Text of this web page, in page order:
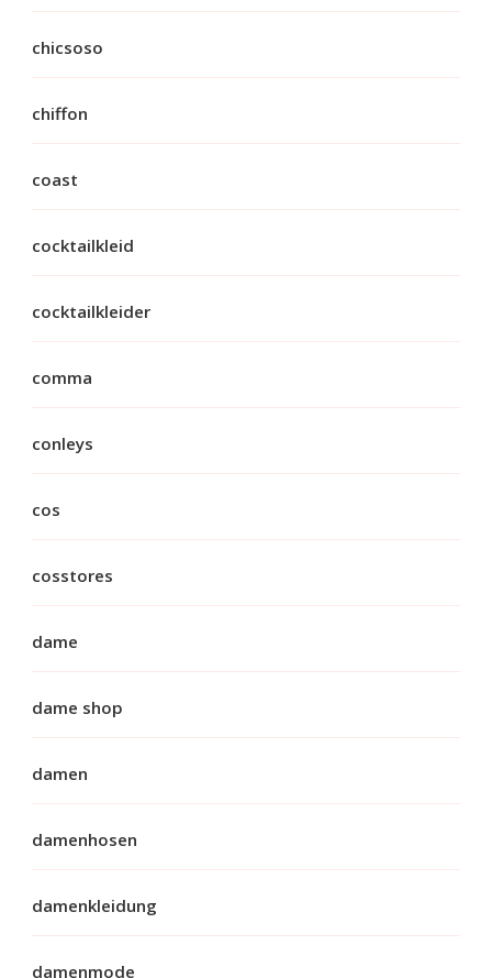
chicsoso
chiffon
coast
cocktailkleid
cocktailkleider
comma
conleys
cos
cosstores
dame
dame shop
damen
damenhosen
damenkleidung
damenmode